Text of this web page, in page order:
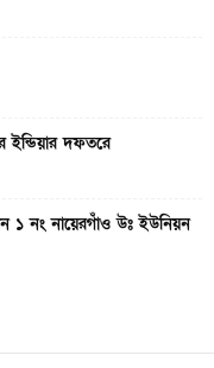
ইন্ডিয়ার দফতরে
১ নং নায়েরগাঁও উঃ ইউনিয়ন